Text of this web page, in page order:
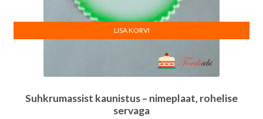
Suhkrumassist kaunistus – nimeplaat, rohelise
servaga
LISA KORVI